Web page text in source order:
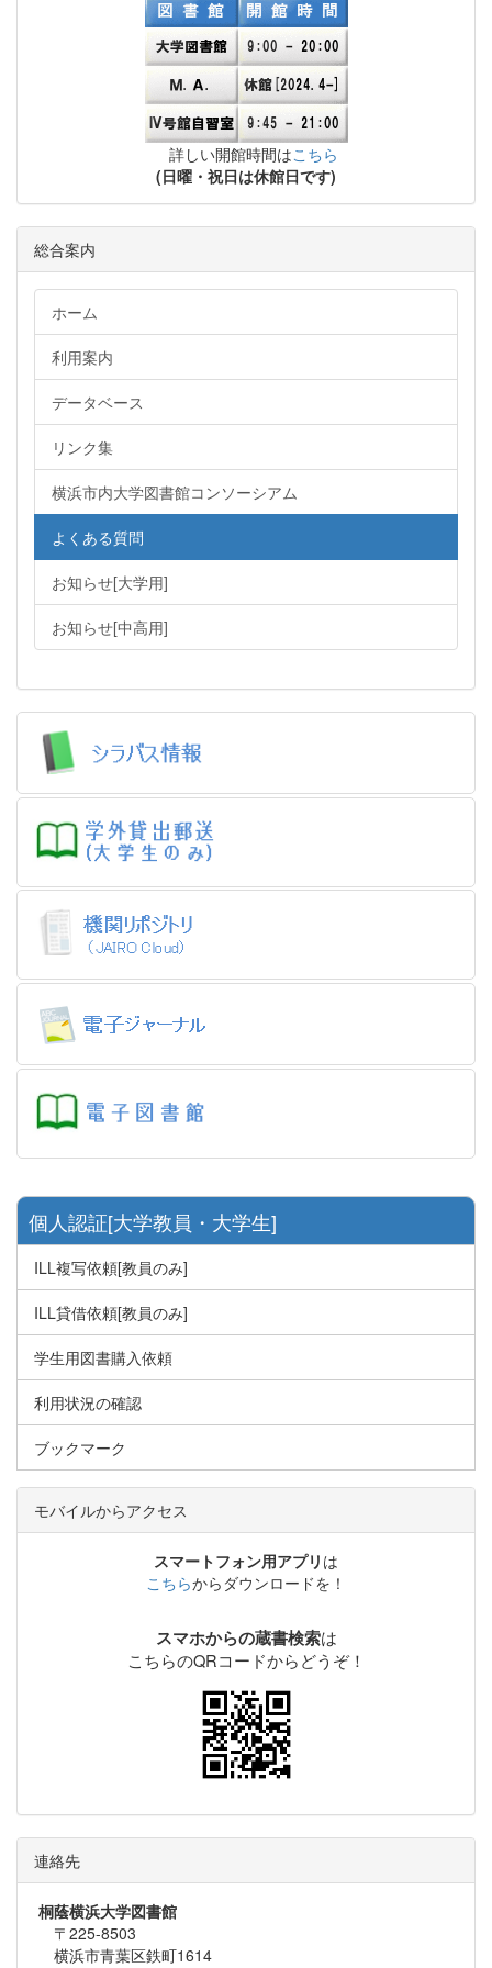
詳しい開館時間はこちら
(日曜・祝日は休館日です)
総合案内
ホーム
利用案内
データベース
リンク集
横浜市内大学図書館コンソーシアム
よくある質問
お知らせ[大学用]
お知らせ[中高用]
個人認証[大学教員・大学生]
ILL複写依頼[教員のみ]
ILL貸借依頼[教員のみ]
学生用図書購入依頼
利用状況の確認
ブックマーク
モバイルからアクセス
スマートフォン用アプリ は
こちらからダウンロードを！
スマホからの蔵書検索は
こちらのQRコードからどうぞ！
連絡先
桐蔭横浜大学図書館
〒225-8503
横浜市青葉区鉄町1614